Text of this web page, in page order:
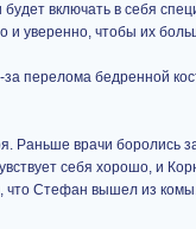
включать в себя
уверенно, чтобы их
перелома бедренной
врачи боролись
себя хорошо, и
что Стефан вышел из